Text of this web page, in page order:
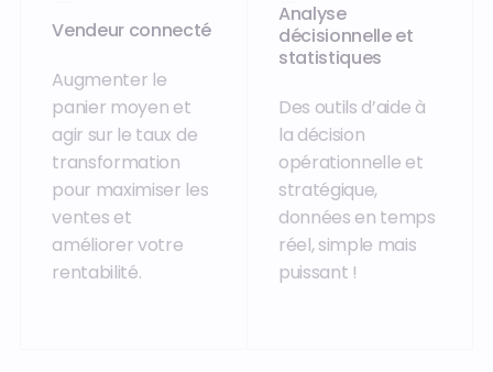
Vendeur connecté
Augmenter le
panier moyen et
agir sur le taux de
transformation
pour maximiser les
ventes et
améliorer votre
rentabilité.
Analyse
décisionnelle et
statistiques
Des outils d’aide à
la décision
opérationnelle et
stratégique,
données en temps
réel, simple mais
puissant !